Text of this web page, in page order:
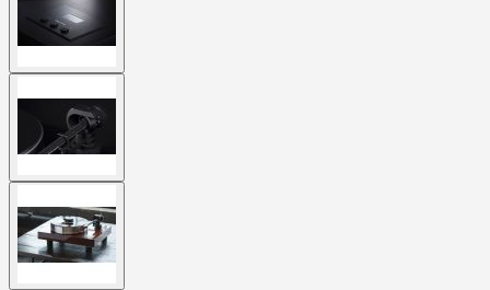
larger
larger
image